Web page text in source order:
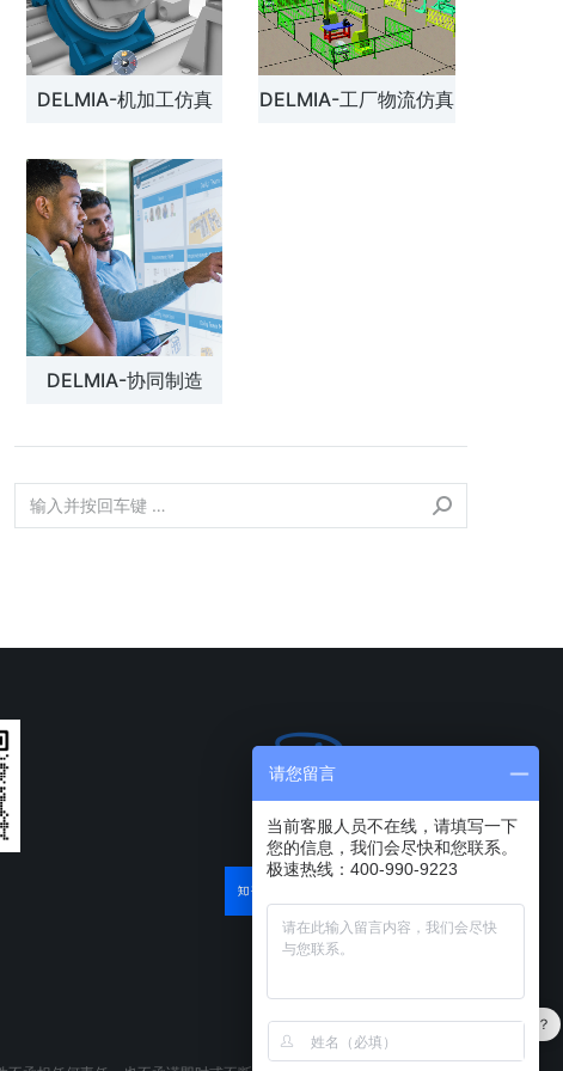
DELMIA-机加工仿真 DELMIA-工厂物流仿真
DELMIA-协同制造
产品可以试用吗？
最近有优惠吗？
请您留言
当前客服人员不在线，请填写一下
您的信息，我们会尽快和您联系。
极速热线：400-990-9223